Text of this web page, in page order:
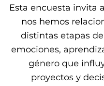
Esta encuesta invita
nos hemos
distintas etapas
emociones,
género que
proyectos y